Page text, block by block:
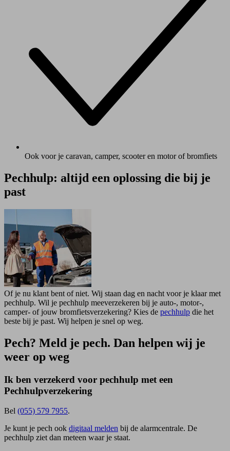
Ook voor je caravan, camper, scooter en motor of bromfiets
Pechhulp: altijd een oplossing die bij je
past
Of je nu klant bent of niet. Wij staan dag en nacht voor je klaar met
pechhulp. Wil je pechhulp meeverzekeren bij je auto-, motor-,
camper- of jouw bromfietsverzekering? Kies de pechhulp die het
beste bij je past. Wij helpen je snel op weg.
Pech? Meld je pech. Dan helpen wij je
weer op weg
Ik ben verzekerd voor pechhulp met een
Pechhulpverzekering
Bel (055) 579 7955.
Je kunt je pech ook digitaal melden bij de alarmcentrale. De
pechhulp ziet dan meteen waar je staat.